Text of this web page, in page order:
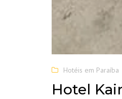
Hotéis em Paraíba
Hotel